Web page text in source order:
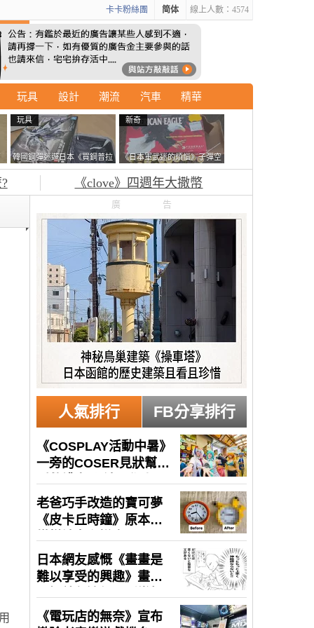
線上人數：4574
简体
卡卡粉絲團
玩具 設計 潮流 汽車 精華
玩具
韓國鋼彈迷遊日本《買鋼普拉
塞不進行李箱》網友們集思廣
新奇
《日本軍武迷的煩惱》子彈空
盒在日本超級貴 美國網友直
接一大箱寄給他了
《clove》四週年大撒幣
廣告
人氣排行 FB分享排行